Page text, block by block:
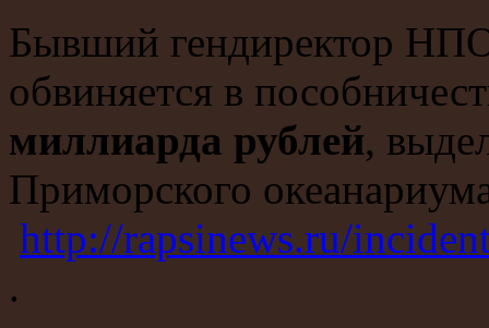
Бывший гендиректор
обвиняется в
миллиарда рублей,
Приморского
http://rapsinews.ru/
.